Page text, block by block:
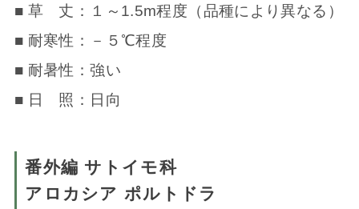
■ 草 丈：１～1.5m程度（品種により異なる）
■ 耐寒性：－５℃程度
■ 耐暑性：強い
■ 日 照：日向
番外編 サトイモ科
アロカシア ポルトドラ